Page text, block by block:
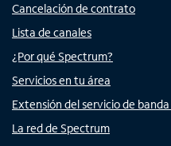
Cancelación de contrato
Lista de canales
¿Por qué Spectrum?
Servicios en tu área
Extensión del servicio de
La red de Spectrum